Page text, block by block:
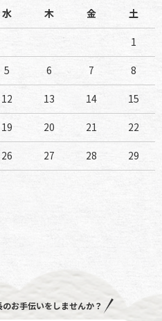
水 木 金 土
1
5 6 7 8
12 13 14 15
19 20 21 22
26 27 28 29
お手伝いをしませんか？